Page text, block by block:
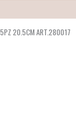
5PZ 20.5CM ART.280017